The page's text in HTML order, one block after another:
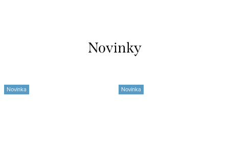
Novinky
Novinka Novinka